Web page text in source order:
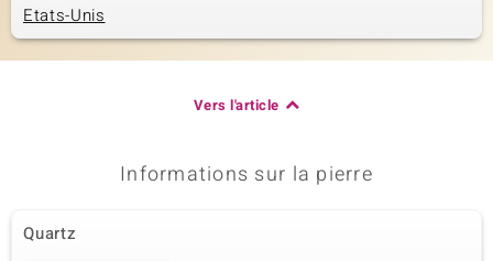
Etats-Unis
Vers l'article
Informations sur la pierre
Quartz